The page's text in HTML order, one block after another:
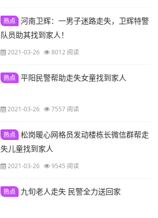
热点
河南卫辉：一男子迷路走失，卫辉特警
队员助其找到家人！
2021-03-26 8012 阅读
热点 平阳民警帮助走失女童找到家人
2021-03-26 7557 阅读
热点
松岗暖心网格员发动楼栋长微信群帮走
失儿童找到家人
2021-03-26 9545 阅读
热点 九旬老人走失 民警全力送回家